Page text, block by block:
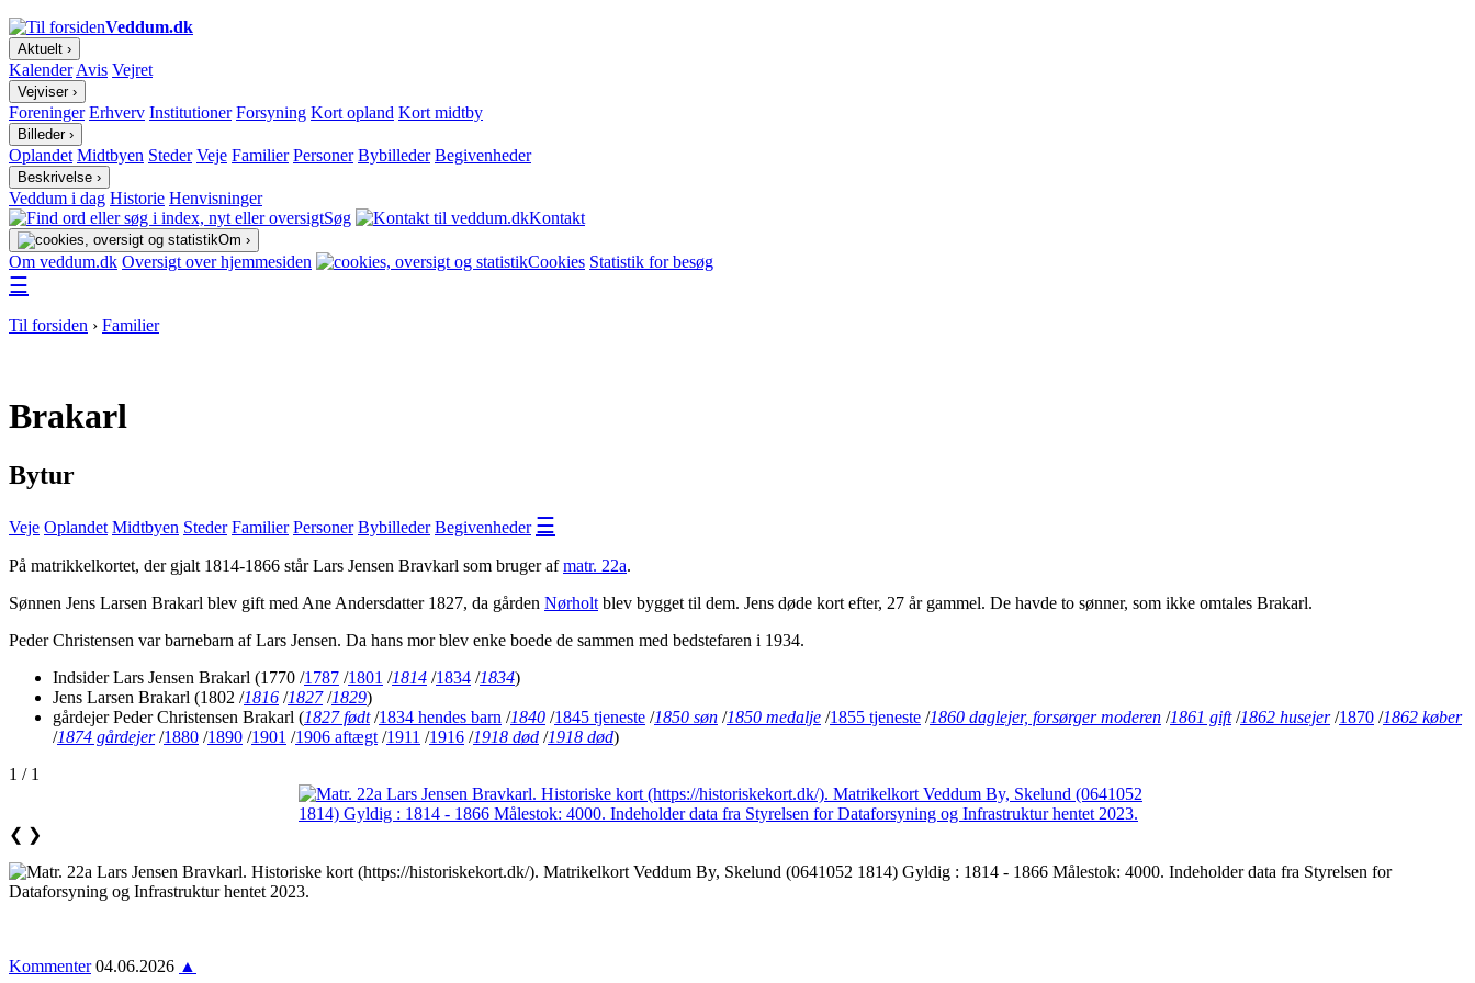
Veddum.dk
Aktuelt ›
Kalender Avis Vejret
Vejviser ›
Foreninger Erhverv Institutioner Forsyning Kort opland Kort midtby
Billeder ›
Oplandet Midtbyen Steder Veje Familier Personer Bybilleder Begivenheder
Beskrivelse ›
Veddum i dag Historie Henvisninger
Søg
Kontakt
Om ›
Om veddum.dk Oversigt over hjemmesiden Cookies Statistik for besøg
☰
Til forsiden › Familier
Brakarl
Bytur
Veje Oplandet Midtbyen Steder Familier Personer Bybilleder Begivenheder ☰
På matrikkelkortet, der gjalt 1814-1866 står Lars Jensen Bravkarl som bruger afmatr. 22a.
Sønnen Jens Larsen Brakarl blev gift med Ane Andersdatter 1827, da gården Nørholt blev bygget til dem. Jens døde kort efter, 27 år gammel. De havde to sønner, som ikke omtales Brakarl.
Peder Christensen var barnebarn af Lars Jensen. Da hans mor blev enke boede de sammen med bedstefaren i 1934.
Indsider Lars Jensen Brakarl (1770 /1787 /1801 /1814 /1834 /1834)
Jens Larsen Brakarl (1802 /1816 /1827/1829)
gårdejer Peder Christensen Brakarl (1827 født/1834 hendes barn /1840 /1845 tjeneste /1850 søn /1850 medalje /1855 tjeneste /1860 daglejer, forsørger moderen /1861 gift/1862 husejer/1870 /1862 køber
/1874 gårdejer/1880 /1890 /1901 /1906 aftægt /1911 /1916 /1918 død /1918 død)
1 / 1
❮ ❯
Kommenter 04.06.2026 ▲